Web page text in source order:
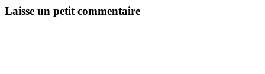
Laisse un petit commentaire